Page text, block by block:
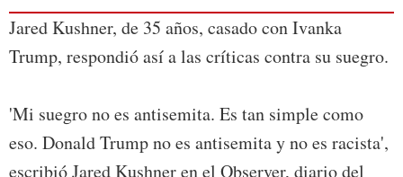
Jared Kushner, de 35 años, casado con Ivanka
Trump, respondió así a las críticas contra su suegro.
'Mi suegro no es antisemita. Es tan simple como
eso. Donald Trump no es antisemita y no es racista',
escribió Jared Kushner en el Observer, diario del